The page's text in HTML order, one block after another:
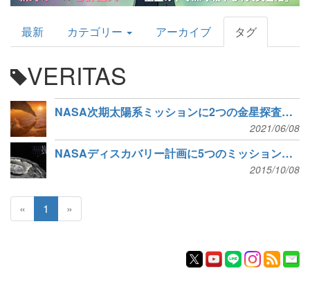
AstroArts
Topics
最新 カテゴリー アーカイブ タグ
VERITAS
NASA次期太陽系ミッションに2つの金星探査を選定
2021/06/08
NASAディスカバリー計画に5つのミッションを一次選出
2015/10/08
« 1 »